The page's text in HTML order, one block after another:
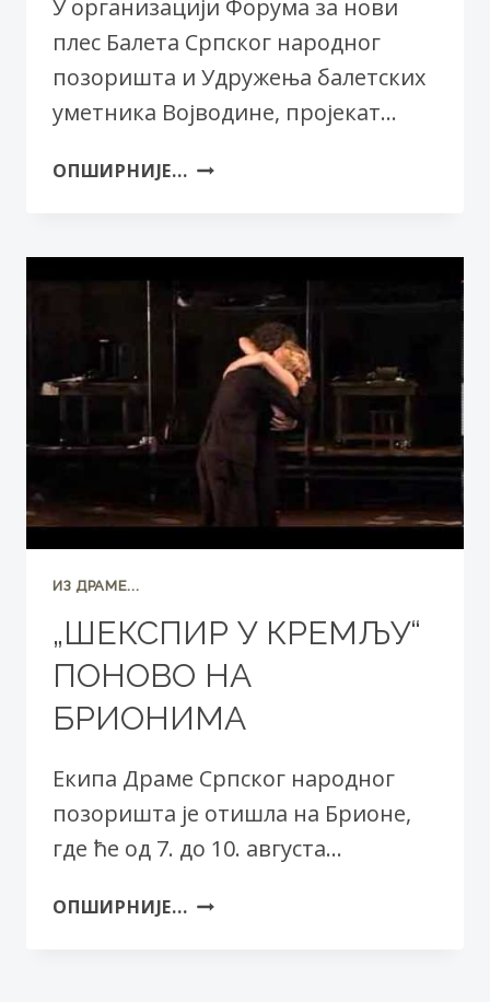
У организацији Форума за нови
плес Балета Српског народног
позоришта и Удружења балетских
уметника Војводине, пројекат…
ОПШИРНИЈЕ... ФОРУМ
ПРОШИРЕНА
СЦЕНА
ИЗ ДРАМЕ...
„ШЕКСПИР У КРЕМЉУ“
ПОНОВО НА
БРИОНИМА
Екипа Драме Српског народног
позоришта је отишла на Брионе,
где ће од 7. до 10. августа…
ОПШИРНИЈЕ... „ШЕКСПИР